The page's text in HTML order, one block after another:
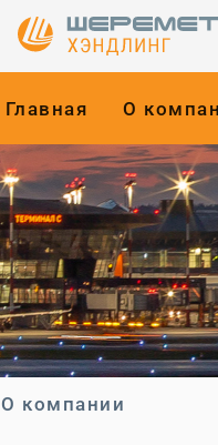
Главная О
О компании